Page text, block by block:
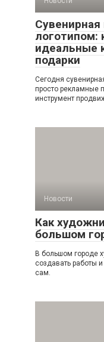
Сувенирная
логотипом:
идеальные
подарки
Сегодня
просто рекламные
инструмент
Новости
Как
большом
В большом городе
создавать работы
сам.